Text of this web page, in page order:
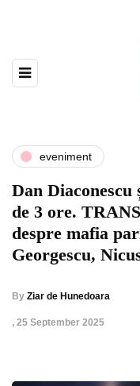
eveniment
Dan
de 3 ore.
despre mafia
Georgescu,
By Ziar de Hunedoara
, 25 September 2025